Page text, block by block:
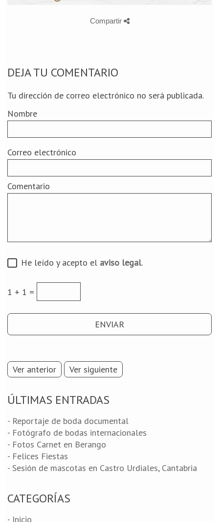
Compartir
DEJA TU COMENTARIO
Tu dirección de correo electrónico no será publicada.
Nombre
Correo electrónico
Comentario
He leído y acepto el aviso legal.
1 + 1 =
Ver anterior Ver siguiente
ÚLTIMAS ENTRADAS
- Reportaje de boda documental
- Fotógrafo de bodas internacionales
- Fotos Carnet en Berango
- Felices Fiestas
- Sesión de mascotas en Castro Urdiales, Cantabria
CATEGORÍAS
- Inicio